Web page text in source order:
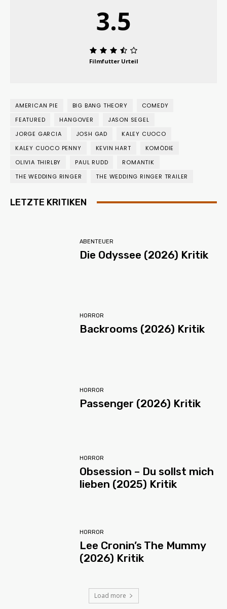
3.5
Filmfutter Urteil
AMERICAN PIE BIG BANG THEORY
COMEDY
FEATURED
HANGOVER
JASON SEGEL
JORGE GARCIA
JOSH GAD
KALEY CUOCO
KALEY CUOCO PENNY
KEVIN HART
KOMÖDIE
OLIVIA THIRLBY
PAUL RUDD
ROMANTIK
THE WEDDING RINGER
THE WEDDING RINGER TRAILER
LETZTE KRITIKEN
ABENTEUER
Die Odyssee (2026) Kritik
HORROR
Backrooms (2026) Kritik
HORROR
Passenger (2026) Kritik
HORROR
Obsession – Du sollst mich
lieben (2025) Kritik
HORROR
Lee Cronin’s The Mummy
(2026) Kritik
Load more